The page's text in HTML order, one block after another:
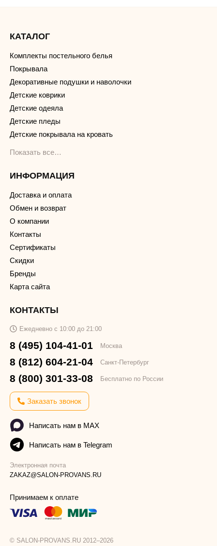
КАТАЛОГ
Комплекты постельного белья
Покрывала
Декоративные подушки и наволочки
Детские коврики
Детские одеяла
Детские пледы
Детские покрывала на кровать
Показать все…
ИНФОРМАЦИЯ
Доставка и оплата
Обмен и возврат
О компании
Контакты
Сертификаты
Скидки
Бренды
Карта сайта
КОНТАКТЫ
Ежедневно с 10:00 до 21:00
8 (495) 104-41-01 Москва
8 (812) 604-21-04 Санкт-Петербург
8 (800) 301-33-08 Бесплатно по России
Заказать звонок
Написать нам в MAX
Написать нам в Telegram
Электронная почта
ZAKAZ@SALON-PROVANS.RU
Принимаем к оплате
© SALON-PROVANS.RU 2012–2026